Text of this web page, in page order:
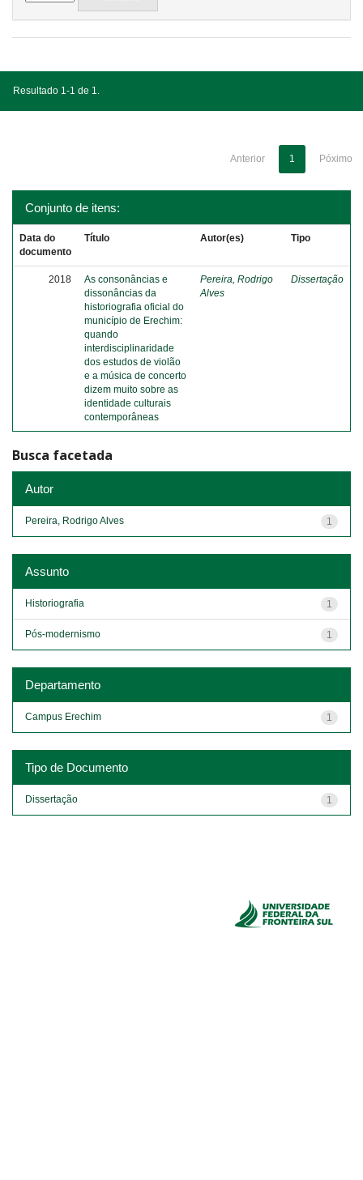
Resultado 1-1 de 1.
Anterior 1 Póximo
Conjunto de itens:
Data do
documento
Título Autor(es) Tipo
2018
As consonâncias e
dissonâncias da
historiografia oficial do
município de Erechim:
quando
interdisciplinaridade
dos estudos de violão
e a música de concerto
dizem muito sobre as
identidade culturais
contemporâneas
Pereira, Rodrigo
Alves
Dissertação
Busca facetada
Autor
1
Pereira, Rodrigo Alves
Assunto
1
Historiografia
1
Pós-modernismo
Departamento
1
Campus Erechim
Tipo de Documento
1
Dissertação